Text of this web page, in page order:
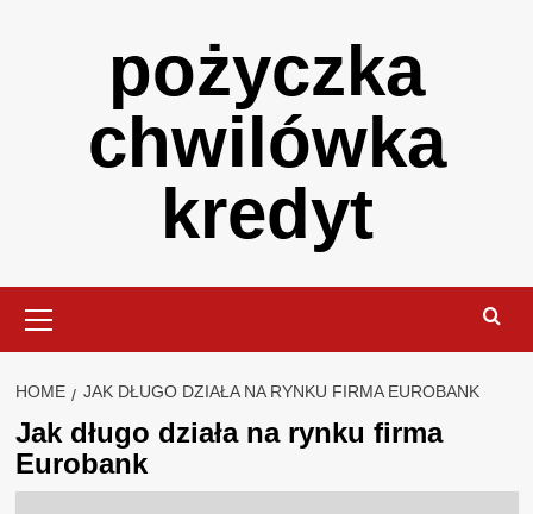
pożyczka
chwilówka
kredyt
Menu
HOME JAK DŁUGO DZIAŁA NA RYNKU FIRMA EUROBANK
Jak długo działa na rynku firma
Eurobank